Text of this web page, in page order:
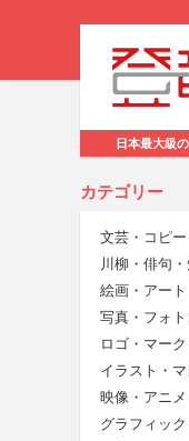
日本最大級
カテゴリー
文芸・コピ
川柳・俳句
絵画・アート
写真・フォト
ロゴ・マー
イラスト・
映像・アニ
グラフィッ